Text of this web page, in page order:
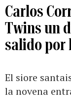
Carlos
Twins un
salido por
El siore
la novena